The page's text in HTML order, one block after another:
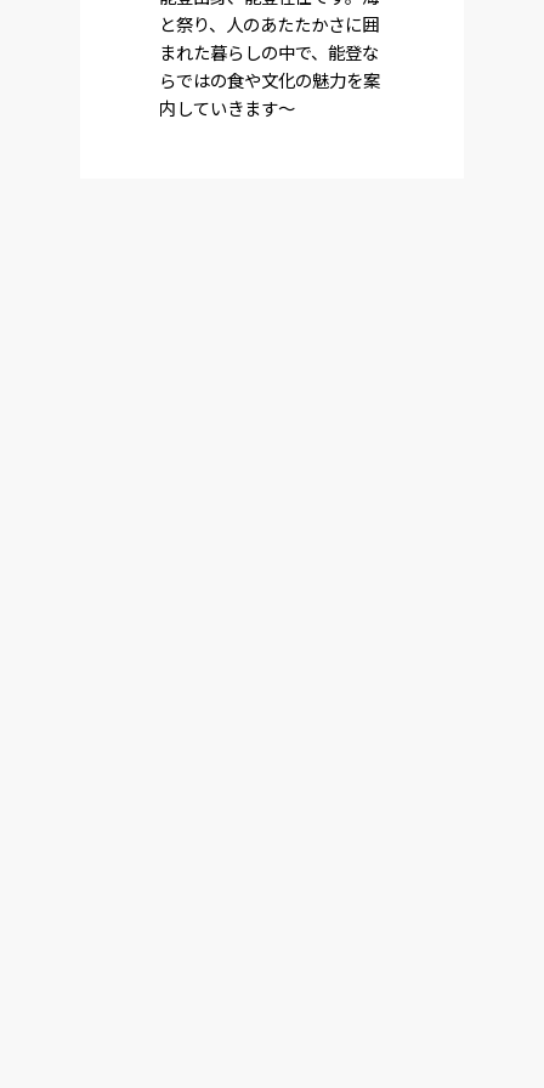
と祭り、人のあたたかさに囲
まれた暮らしの中で、能登な
らではの食や文化の魅力を案
内していきます～